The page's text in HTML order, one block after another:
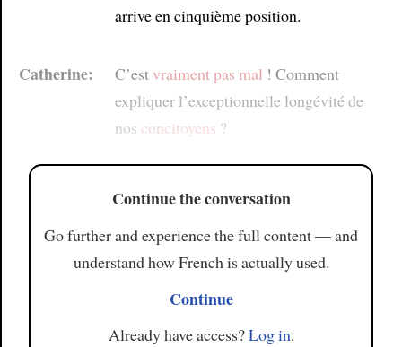
arrive en cinquième position.
Catherine: C’estvraiment pas mal ! Comment
expliquer l’exceptionnelle longévité de
nos concitoyens ?
Continue the conversation
Go further and experience the full content — and
understand how French is actually used.
Continue
Already have access?Log in.